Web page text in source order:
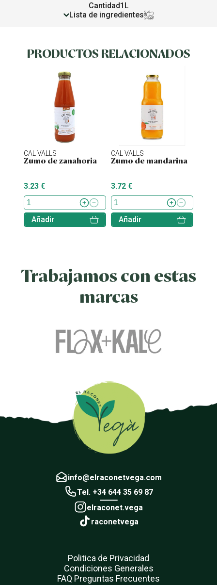
Cantidad1L
Lista de ingredientes
PRODUCTOS RELACIONADOS
CAL VALLS
Zumo de zanahoria
3.23 €
Añadir
CAL VALLS
Zumo de mandarina
3.72 €
Añadir
Trabajamos con estas
marcas
info@elraconetvega.com
Tel. +34 644 35 69 87
elraconet.vega
raconetvega
Politica de Privacidad
Condiciones Generales
FAQ Preguntas Frecuentes